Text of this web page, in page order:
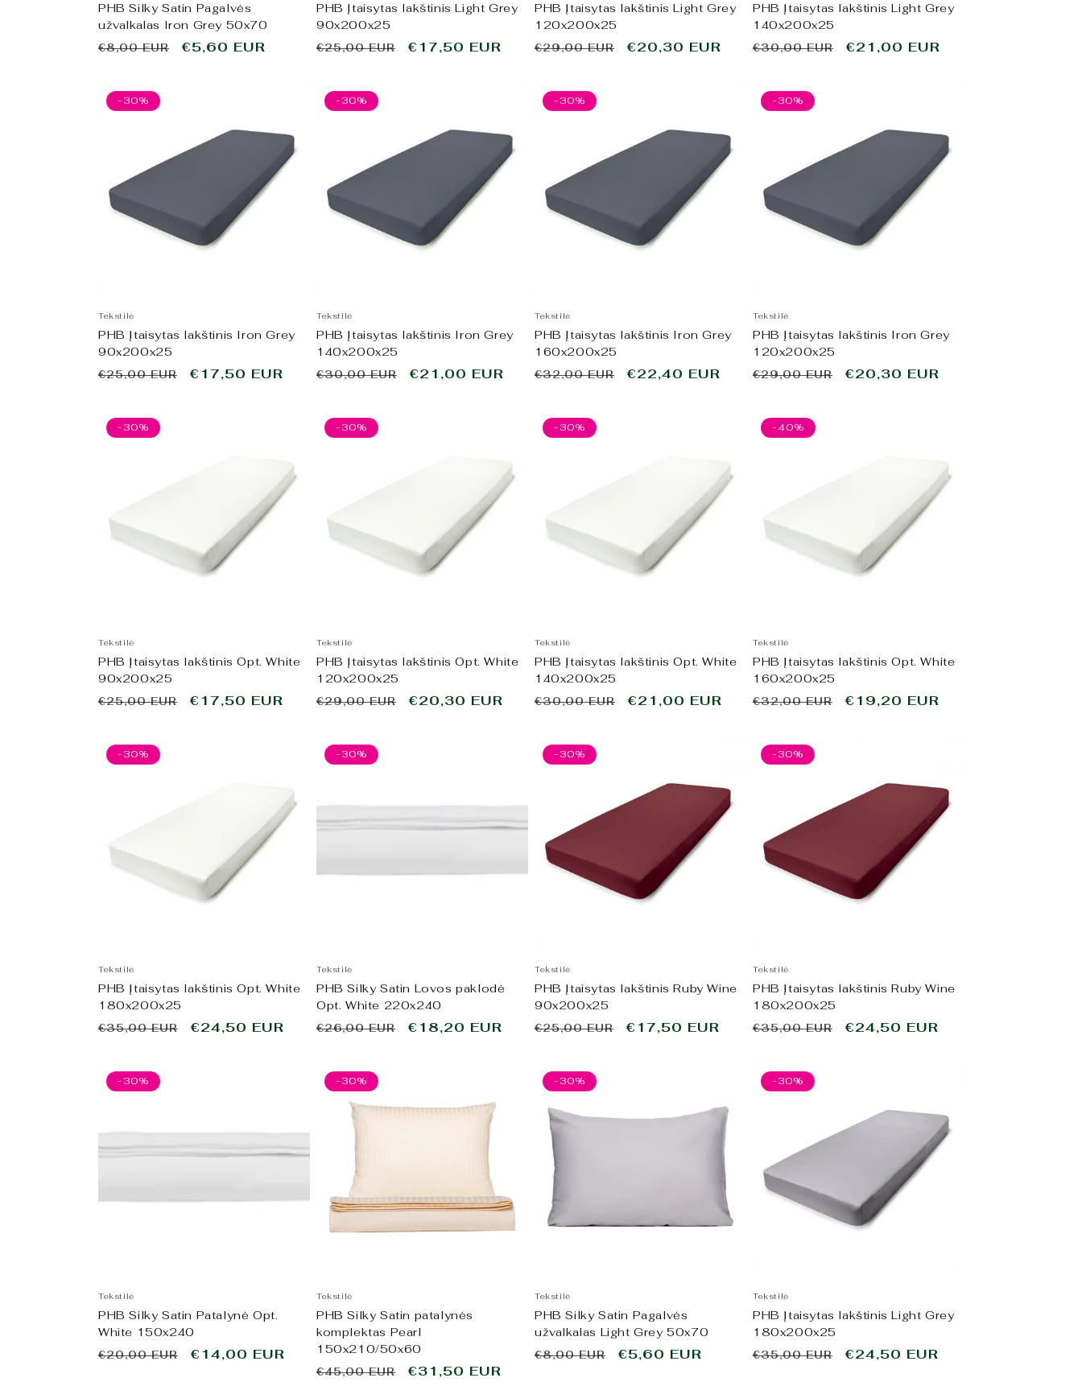
PHB Silky Satin Pagalvės
užvalkalas Iron Grey 50x70
Įprasta
€8,00 EUR
Išpardavimo
€5,60 EUR
PHB Įtaisytas lakštinis Light Grey
90x200x25
Įprasta
€25,00 EUR
Išpardavimo
€17,50 EUR
PHB Įtaisytas lakštinis Light Grey
120x200x25
Įprasta
€29,00 EUR
Išpardavimo
€20,30 EUR
PHB Įtaisytas lakštinis Light Grey
140x200x25
Įprasta
€30,00 EUR
Išpardavimo
€21,00 EUR
-30%
Tekstilė
PHB Įtaisytas lakštinis Iron Grey
90x200x25
Įprasta
€25,00 EUR
Išpardavimo
€17,50 EUR
-30%
Tekstilė
PHB Įtaisytas lakštinis Iron Grey
140x200x25
Įprasta
€30,00 EUR
Išpardavimo
€21,00 EUR
-30%
Tekstilė
PHB Įtaisytas lakštinis Iron Grey
160x200x25
Įprasta
€32,00 EUR
Išpardavimo
€22,40 EUR
-30%
Tekstilė
PHB Įtaisytas lakštinis Iron Grey
120x200x25
Įprasta
€29,00 EUR
Išpardavimo
€20,30 EUR
-30%
Tekstilė
PHB Įtaisytas lakštinis Opt. White
90x200x25
Įprasta
€25,00 EUR
Išpardavimo
€17,50 EUR
-30%
Tekstilė
PHB Įtaisytas lakštinis Opt. White
120x200x25
Įprasta
€29,00 EUR
Išpardavimo
€20,30 EUR
-30%
Tekstilė
PHB Įtaisytas lakštinis Opt. White
140x200x25
Įprasta
€30,00 EUR
Išpardavimo
€21,00 EUR
-40%
Tekstilė
PHB Įtaisytas lakštinis Opt. White
160x200x25
Įprasta
€32,00 EUR
Išpardavimo
€19,20 EUR
-30%
Tekstilė
PHB Įtaisytas lakštinis Opt. White
180x200x25
Įprasta
€35,00 EUR
Išpardavimo
€24,50 EUR
-30%
Tekstilė
PHB Silky Satin Lovos paklodė
Opt. White 220x240
Įprasta
€26,00 EUR
Išpardavimo
€18,20 EUR
-30%
Tekstilė
PHB Įtaisytas lakštinis Ruby Wine
90x200x25
Įprasta
€25,00 EUR
Išpardavimo
€17,50 EUR
-30%
Tekstilė
PHB Įtaisytas lakštinis Ruby Wine
180x200x25
Įprasta
€35,00 EUR
Išpardavimo
€24,50 EUR
-30%
Tekstilė
PHB Silky Satin Patalynė Opt.
White 150x240
Įprasta
€20,00 EUR
Išpardavimo
€14,00 EUR
-30%
Tekstilė
PHB Silky Satin patalynės
komplektas Pearl
150x210/50x60
Įprasta
€45,00 EUR
Išpardavimo
€31,50 EUR
-30%
Tekstilė
PHB Silky Satin Pagalvės
užvalkalas Light Grey 50x70
Įprasta
€8,00 EUR
Išpardavimo
€5,60 EUR
-30%
Tekstilė
PHB Įtaisytas lakštinis Light Grey
180x200x25
Įprasta
€35,00 EUR
Išpardavimo
€24,50 EUR